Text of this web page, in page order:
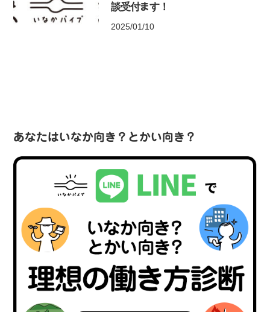
談受付ます！
2025/01/10
あなたはいなか向き？とかい向き？